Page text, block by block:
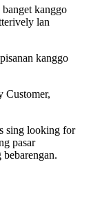
kanggo
lan
kanggo
Customer,
sing looking for
pasar
bebarengan.